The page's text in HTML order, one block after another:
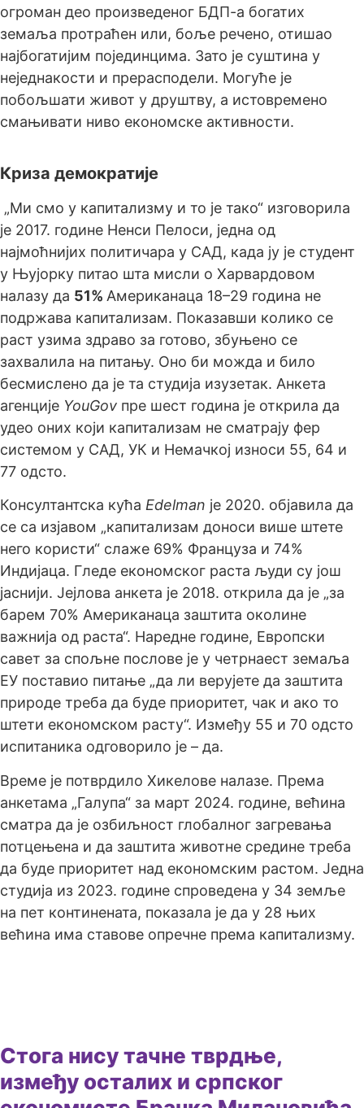
огроман део произведеног БДП-а богатих
земаља протраћен или, боље речено, отишао
најбогатијим појединцима. Зато је суштина у
неједнакости и прерасподели. Могуће је
побољшати живот у друштву, а истовремено
смањивати ниво економске активности.
Криза демократије
„Ми смо у капитализму и то је тако“ изговорила
је 2017. године Ненси Пелоси, једна од
најмоћнијих политичара у САД, када ју је студент
у Њујорку питао шта мисли о Харвардовом
налазу да 51% Американаца 18–29 година не
подржава капитализам. Показавши колико се
раст узима здраво за готово, збуњено се
захвалила на питању. Оно би можда и било
бесмислено да је та студија изузетак. Анкета
агенције YouGov пре шест година је открила да
удео оних који капитализам не сматрају фер
системом у САД, УК и Немачкој износи 55, 64 и
77 одсто.
Консултантска кућа Edelman је 2020. објавила да
се са изјавом „капитализам доноси више штете
него користи“ слаже 69% Француза и 74%
Индијаца. Гледе економског раста људи су још
јаснији. Јејлова анкета је 2018. открила да је „за
барем 70% Американаца заштита околине
важнија од раста“. Наредне године, Европски
савет за спољне послове је у четрнаест земаља
ЕУ поставио питање „да ли верујете да заштита
природе треба да буде приоритет, чак и ако то
штети економском расту“. Између 55 и 70 одсто
испитаника одговорило је – да.
Време је потврдило Хикелове налазе. Према
анкетама „Галупа“ за март 2024. године, већина
сматра да је озбиљност глобалног загревања
потцењена и да заштита животне средине треба
да буде приоритет над економским растом. Једна
студија из 2023. године спроведена у 34 земље
на пет континената, показала је да у 28 њих
већина има ставове опречне према капитализму.
Стога нису тачне тврдње,
између осталих и српског